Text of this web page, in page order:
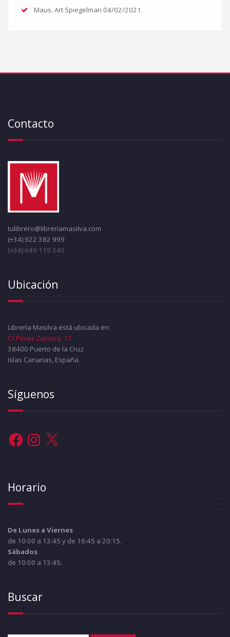
Maus. Art Spiegelman 04/02/2021
Contacto
tulibrero@libreriamasilva.com
(+34) 922 382 999
(+34) 649 119 340
Ubicación
Librería Masilva está ubicada en:
C/ Pérez Zamora, 17
38400 Puerto de la Cruz
Islas Canarias, España.
Síguenos
FacebookInstagram
X
Horario
De Lunes a Viernes
de 10:00 a 13:45 y de 16:45 a 20:15.
Sábados
de 10:00 a 13:45.
Buscar